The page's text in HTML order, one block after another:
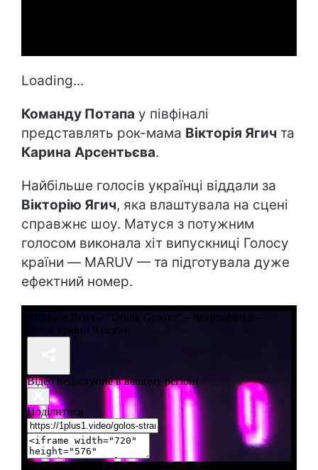
Loading...
Команду Потапа у півфіналі
представлять рок-мама Вікторія Ягич та
Карина Арсентьєва.
Найбільше голосів українці віддали за
Вікторію Ягич, яка влаштувала на сцені
справжнє шоу. Матуся з потужним
голосом виконала хіт випускниці Голосу
країни — MARUV — та підготувала дуже
ефектний номер.